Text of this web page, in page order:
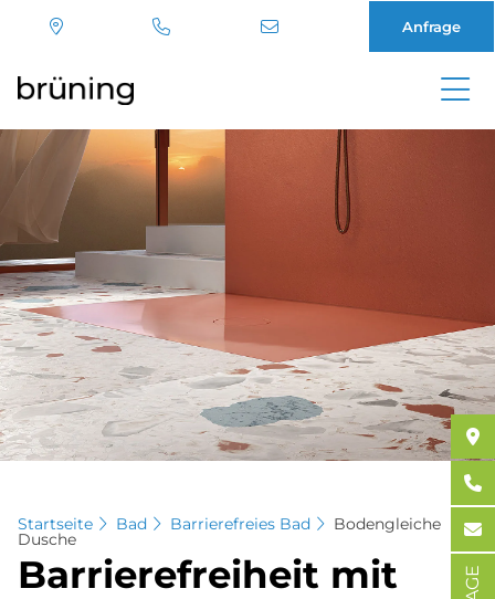
Direkt
zum
Inhalt
Anfrage
Startseite Bad Barrierefreies Bad Bodengleiche
Dusche
Bar­rie­re­frei­heit mit